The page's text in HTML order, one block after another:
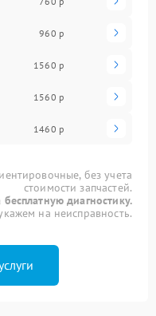
960 р
1560 р
1560 р
1460 р
без учета
стоимости запчастей.
диагностику.
на неисправность.